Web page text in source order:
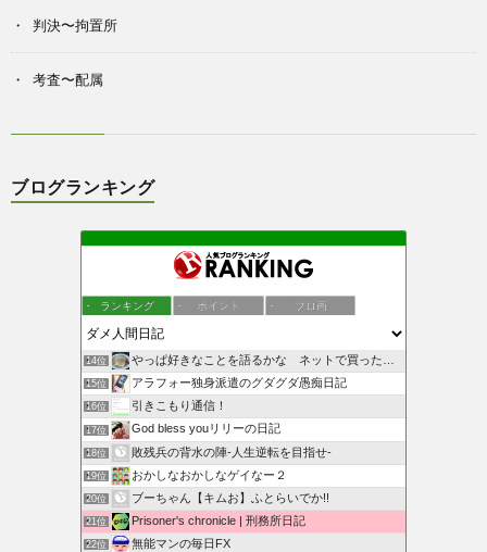
判決〜拘置所
考査〜配属
ブログランキング
ランキング ポイント ブロ画
14位 やっぱ好きなことを語るかな ネットで買ったもの紹介してます
15位 アラフォー独身派遣のグダグダ愚痴日記
16位 引きこもり通信！
17位 God bless youリリーの日記
18位 敗残兵の背水の陣-人生逆転を目指せ-
19位 おかしなおかしなゲイなー２
20位 ブーちゃん【キムお】ふとらいでか!!
21位 Prisoner's chronicle | 刑務所日記
22位 無能マンの毎日FX